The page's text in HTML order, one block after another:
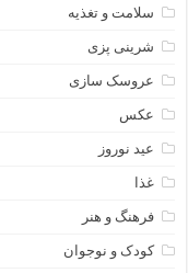
سلامت و تغذیه
شرینی پزی
عروسک سازی
عکس
عید نوروز
غذا
فرهنگ و هنر
کودک و نوجوان